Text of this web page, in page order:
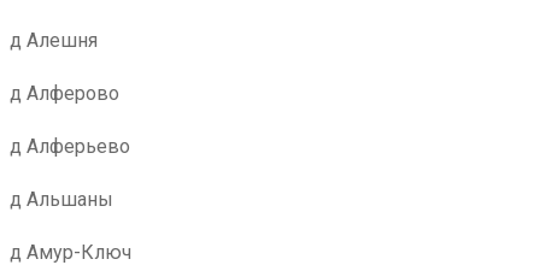
д Алешня
д Алферово
д Алферьево
д Альшаны
д Амур-Ключ